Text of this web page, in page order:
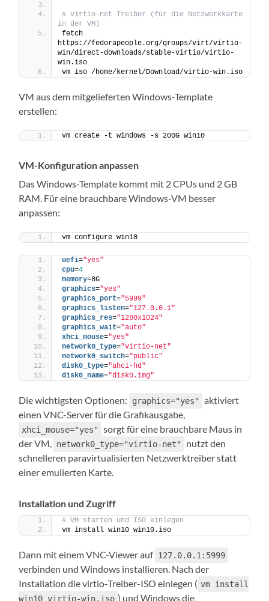
# virtio-net Treiber (für die Netzwerkkarte
in der VM)
fetch
https://fedorapeople.org/groups/virt/virtio-
win/direct-downloads/stable-virtio/virtio-
win.iso
vm iso /home/kernel/Download/virtio-win.iso
VM aus dem mitgelieferten Windows-Template
erstellen:
vm create -t windows -s 200G win10
VM-Konfiguration anpassen
Das Windows-Template kommt mit 2 CPUs und 2 GB
RAM. Für eine brauchbare Windows-VM besser
anpassen:
vm configure win10
uefi="yes"
cpu=4
memory=8G
graphics="yes"
graphics_port="5999"
graphics_listen="127.0.0.1"
graphics_res="1280x1024"
graphics_wait="auto"
xhci_mouse="yes"
network0_type="virtio-net"
network0_switch="public"
disk0_type="ahci-hd"
disk0_name="disk0.img"
Die wichtigsten Optionen: graphics="yes"
aktiviert
einen VNC-Server für die Grafikausgabe,
xhci_mouse="yes"
sorgt für eine brauchbare Maus in
der VM,
network0_type="virtio-net"
nutzt den
schnelleren paravirtualisierten Netzwerktreiber statt
einer emulierten Karte.
Installation und Zugriff
# VM starten und ISO einlegen
vm install win10 win10.iso
Dann mit einem VNC-Viewer auf 127.0.0.1:5999
verbinden und Windows installieren. Nach der
Installation die virtio-Treiber-ISO einlegen ( vm install
win10 virtio-win.iso ) und Windows die